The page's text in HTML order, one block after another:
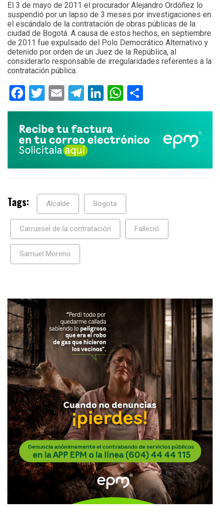
El 3 de mayo de 2011 el procurador Alejandro Ordóñez lo
suspendió por un lapso de 3 meses por investigaciones en
el escándalo de la contratación de obras públicas de la
ciudad de Bogotá.​ A causa de estos hechos, en septiembre
de 2011 fue expulsado del Polo Democrático Alternativo y
detenido por orden de un Juez de la República, al
considerarlo responsable de irregularidades referentes a la
contratación pública.
Facebook
Twitter
EmailTelegram
LinkedIn
WhatsApp
Tags: Alcalde Bogota
Carruesel de la contratación Falleció
Samuel Moreno